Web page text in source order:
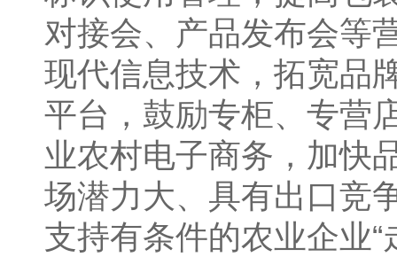
对接会、产品发布会等
现代信息技术，拓宽品
平台，鼓励专柜、专营
业农村电子商务，加快
场潜力大、具有出口竞
支持有条件的农业企业